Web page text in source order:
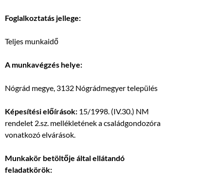
Foglalkoztatás jellege:
Teljes munkaidő
A munkavégzés helye:
Nógrád megye, 3132 Nógrádmegyer település
Képesítési előírások: 15/1998. (IV.30.) NM
rendelet 2.sz. mellékletének a családgondozóra
vonatkozó elvárások.
Munkakör betöltője által ellátandó
feladatkörök: